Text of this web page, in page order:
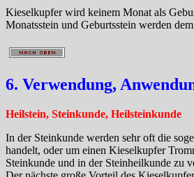
Kieselkupfer wird keinem Monat als
Monatsstein und Geburtsstein werden
6. Verwendung,
Heilstein, Steinkunde, Heilsteinkunde
In der Steinkunde werden sehr oft die
handelt, oder um einen Kieselkupfer
Steinkunde und in der Steinheilkunde zu